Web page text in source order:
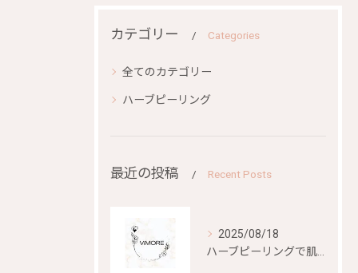
カテゴリー Categories
全てのカテゴリー
ハーブピーリング
最近の投稿 Recent Posts
2025/08/18